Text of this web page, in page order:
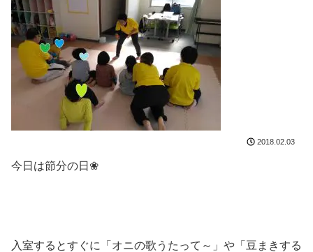
2018.02.03
今日は節分の日❀
入室するとすぐに「オニの歌うたって～」や「豆まきする